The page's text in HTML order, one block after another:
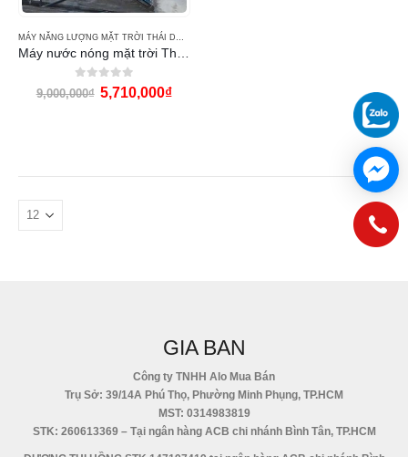
0out of 5
9,000,000₫ 5,710,000₫
GIA BAN
Công ty TNHH Alo Mua Bán
Trụ Sở: 39/14A Phú Thọ, Phường Minh Phụng, TP.HCM
MST: 0314983819
STK: 260613369 – Tại ngân hàng ACB chi nhánh Bình Tân, TP.HCM